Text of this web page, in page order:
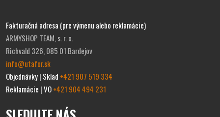
Fakturačná adresa (pre výmenu alebo reklamácie)
ARMYSHOP TEAM, s. r. o.
Richvald 326, 085 01 Bardejov
info@utafor.sk
Objednávky | Sklad +421 907 519 334
Reklamácie | VO+421 904 494 231